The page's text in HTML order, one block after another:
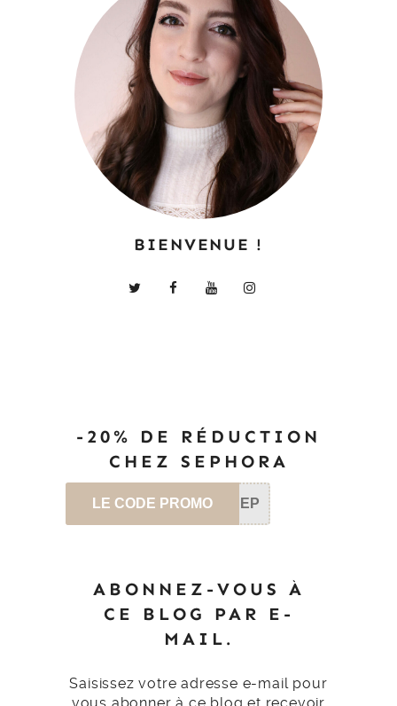
BIENVENUE !
-20% DE RÉDUCTION
CHEZ SEPHORA
LE CODE PROMO SEP
ABONNEZ-VOUS À
CE BLOG PAR E-
MAIL.
Saisissez votre adresse e-mail pour